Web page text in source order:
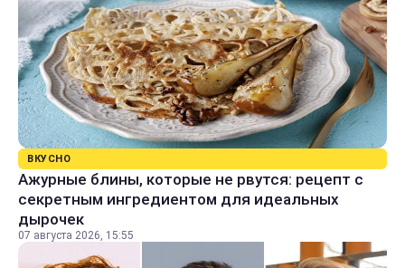
ВКУСНО
Ажурные блины, которые не рвутся: рецепт с
секретным ингредиентом для идеальных
дырочек
07 августа 2026, 15:55